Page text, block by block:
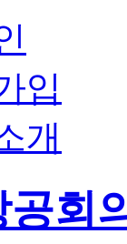
입
개
공회